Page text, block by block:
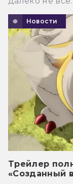
Новости
Трейлер
«Созданный